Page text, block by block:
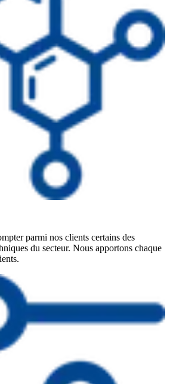
parmi nos clients certains des
du secteur. Nous apportons chaque